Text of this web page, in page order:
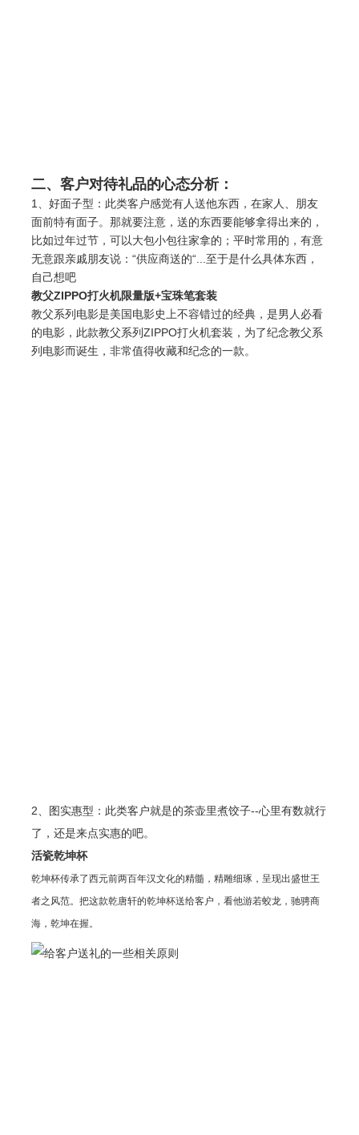
二、客户对待礼品的心态分析：
1、好面子型：此类客户感觉有人送他东西，在家人、朋友
面前特有面子。那就要注意，送的东西要能够拿得出来的，
比如过年过节，可以大包小包往家拿的；平时常用的，有意
无意跟亲戚朋友说：“供应商送的“...至于是什么具体东西，
自己想吧
教父ZIPPO打火机限量版+宝珠笔套装
教父系列电影是美国电影史上不容错过的经典，是男人必看
的电影，此款教父系列ZIPPO打火机套装，为了纪念教父系
列电影而诞生，非常值得收藏和纪念的一款。
2、图实惠型：此类客户就是的茶壶里煮饺子--心里有数就行
了，还是来点实惠的吧。
活瓷乾坤杯
乾坤杯传承了西元前两百年汉文化的精髓，精雕细琢，呈现出盛世王
者之风范。把这款乾唐轩的乾坤杯送给客户，看他游若蛟龙，驰骋商
海，乾坤在握。